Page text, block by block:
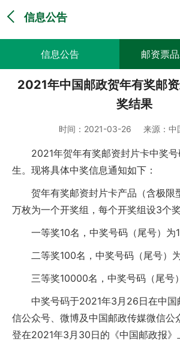
信息公告
信息公告 邮资票
采购公告公示 预决
2021年中国邮政贺年有奖邮
奖结果
时间： 2021-03-26 来源： 中
2021年贺年有奖邮资封片卡中奖号
生。现将具体中奖信息通知如下：
贺年有奖邮资封片卡产品（含极限
万枚为一个开奖组，每个开奖组设3个奖
一等奖10名，中奖号码（尾号）为
二等奖100名，中奖号码（尾号）为
三等奖10000名，中奖号码（尾号
中奖号码于2021年3月26日在中国
信公众号、微博及中国邮政传媒微信公
登在2021年3月30日的《中国邮政报》